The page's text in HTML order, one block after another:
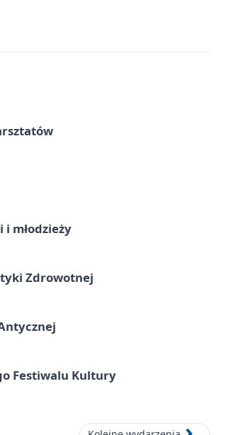
młodzieży
Zdrowotnej
Festiwalu Kultury